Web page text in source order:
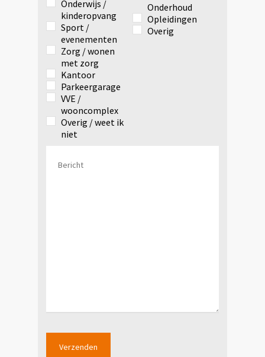
Onderwijs /
kinderopvang
Sport /
evenementen
Zorg / wonen
met zorg
Kantoor
Parkeergarage
VVE /
wooncomplex
Overig / weet ik
niet
Onderhoud
Opleidingen
Overig